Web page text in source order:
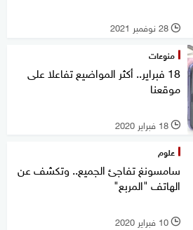
l 28 نوفمبر 2021
منوعات
18 فبراير.. أكثر المواضيع تفاعلا على
موقعنا
l 18 فبراير 2020
علوم
سامسونغ تفاجئ الجميع.. وتكشف عن
الهاتف "المربع"
l 10 فبراير 2020